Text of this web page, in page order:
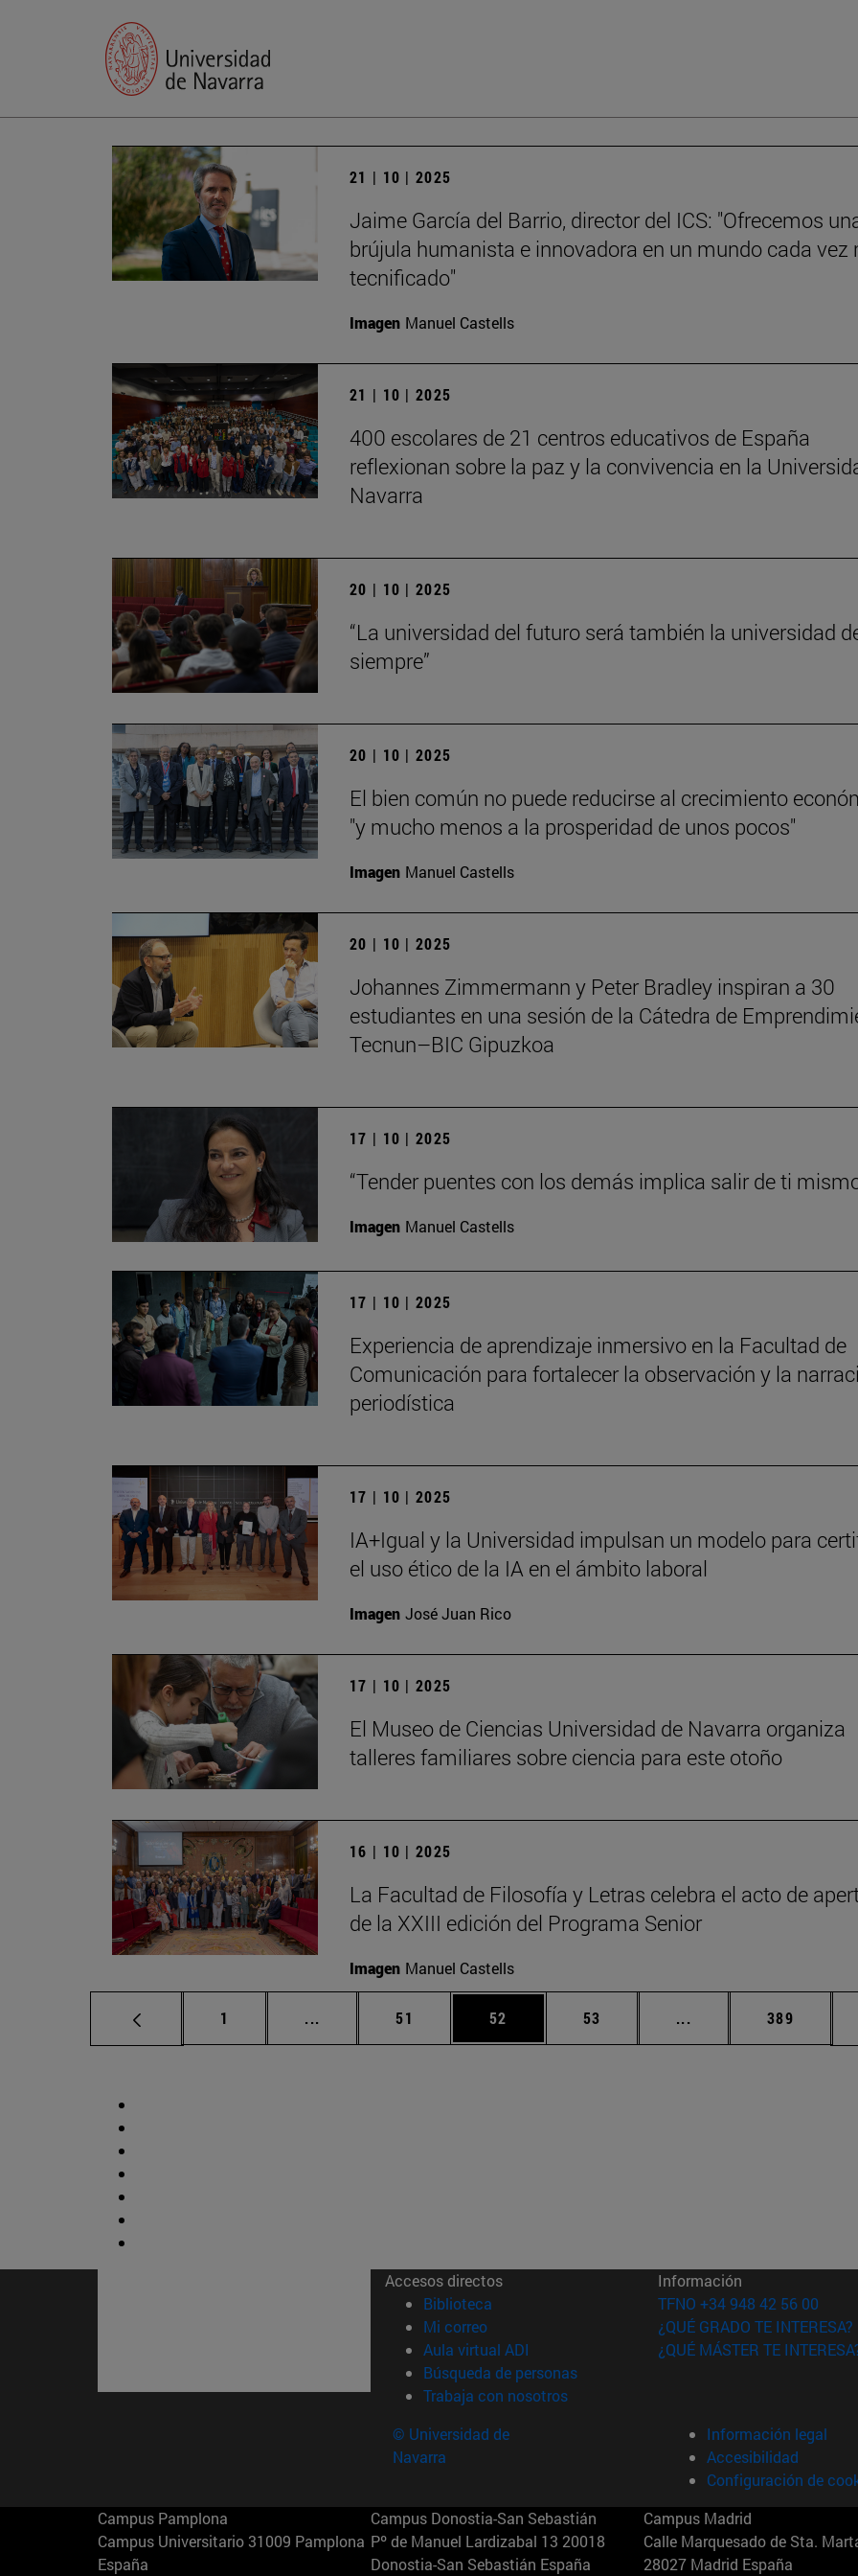
21 | 10 | 2025
Jaime García del Barrio, director del ICS: "Ofrecemos
brújula humanista e innovadora en un mundo cada vez
tecnificado"
Imagen Manuel Castells
21 | 10 | 2025
400 escolares de 21 centros educativos de España
reflexionan sobre la paz y la convivencia en la
Navarra
20 | 10 | 2025
“La universidad del futuro será también la universidad
siempre”
20 | 10 | 2025
El bien común no puede reducirse al crecimiento
"y mucho menos a la prosperidad de unos pocos"
Imagen Manuel Castells
20 | 10 | 2025
Johannes Zimmermann y Peter Bradley inspiran a 30
estudiantes en una sesión de la Cátedra de
Tecnun–BIC Gipuzkoa
17 | 10 | 2025
“Tender puentes con los demás implica salir de ti
Imagen Manuel Castells
17 | 10 | 2025
Experiencia de aprendizaje inmersivo en la Facultad de
Comunicación para fortalecer la observación y la
periodística
17 | 10 | 2025
IA+Igual y la Universidad impulsan un modelo para
el uso ético de la IA en el ámbito laboral
Imagen José Juan Rico
17 | 10 | 2025
El Museo de Ciencias Universidad de Navarra organiza
talleres familiares sobre ciencia para este otoño
16 | 10 | 2025
La Facultad de Filosofía y Letras celebra el acto de
de la XXIII edición del Programa Senior
Imagen Manuel Castells
Página
1 ... Páginas intermedias Use TAB para desplazarse.
Página
51 Página
52 Página
53 ... Páginas intermedias
Página
389
Accesos directos
Biblioteca (abre en nueva ventana)
Mi correo(abre en nueva ventana)
Aula virtual ADI (abre en nueva ventana)
Búsqueda de personas(abre en nueva ventana)
Trabaja con nosotros(abre en nueva ventana)
Información
TFNO +34 948 42 56 00
¿QUÉ GRADO TE INTERESA?
¿QUÉ MÁSTER TE
© Universidad de
Navarra
Información legal
Accesibilidad
Configuración de
Campus Pamplona
Campus Universitario 31009 Pamplona
España
Campus Donostia-San Sebastián
Pº de Manuel Lardizabal 13 20018
Donostia-San Sebastián España
Campus Madrid
Calle Marquesado de Sta.
28027 Madrid España